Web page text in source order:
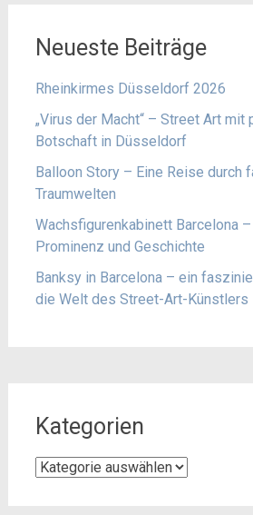
Neueste Beiträge
Rheinkirmes Düsseldorf 2026
„Virus der Macht“ – Street Art mit
Botschaft in Düsseldorf
Balloon Story – Eine Reise durch
Traumwelten
Wachsfigurenkabinett Barcelona
Prominenz und Geschichte
Banksy in Barcelona – ein
die Welt des Street-Art-Künstlers
Kategorien
Kategorien